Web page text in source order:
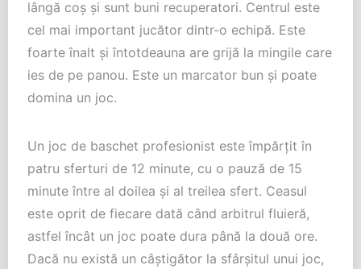
lângă coș și sunt buni recuperatori. Centrul este
cel mai important jucător dintr-o echipă. Este
foarte înalt și întotdeauna are grijă la mingile care
ies de pe panou. Este un marcator bun și poate
domina un joc.
Un joc de baschet profesionist este împărțit în
patru sferturi de 12 minute, cu o pauză de 15
minute între al doilea și al treilea sfert. Ceasul
este oprit de fiecare dată când arbitrul fluieră,
astfel încât un joc poate dura până la două ore.
Dacă nu există un câștigător la sfârșitul unui joc,